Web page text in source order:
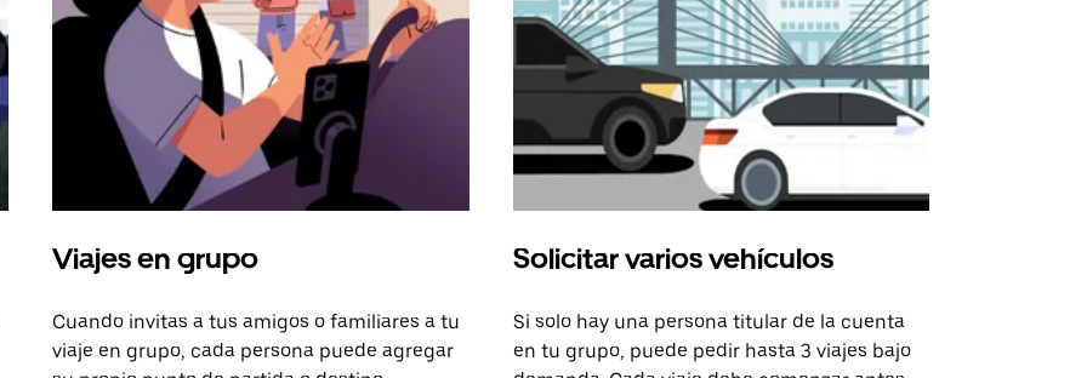
Viajes en grupo
Cuando invitas a tus amigos o familiares a tu
viaje en grupo, cada persona puede agregar
Solicitar varios vehículos
Si solo hay una persona titular de la cuenta
en tu grupo, puede pedir hasta 3 viajes bajo